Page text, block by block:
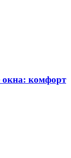
окна: комфорт